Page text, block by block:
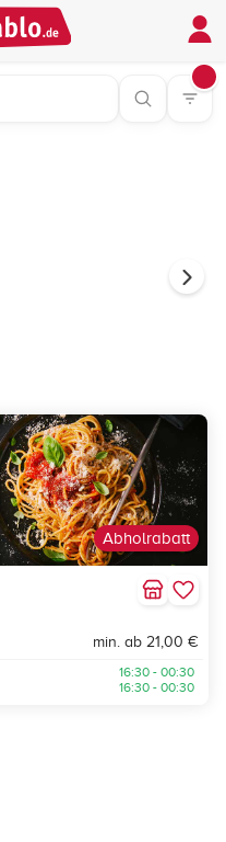
Abholrabatt
min. ab 21,00 €
16:30 - 00:30
16:30 - 00:30